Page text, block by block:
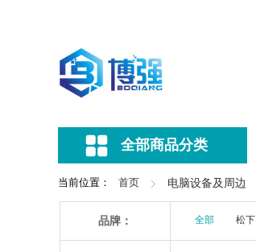
全部商品分类
当前位置： 首页 电脑设备及周边
品牌： 全部 松下